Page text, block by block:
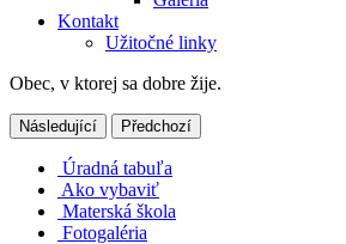
Kontakt
Užitočné linky
Obec, v ktorej sa dobre žije.
Následující Předchozí
Úradná tabuľa
Ako vybaviť
Materská škola
Fotogaléria